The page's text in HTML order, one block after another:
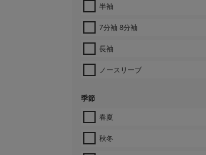
半袖
7分袖 8分袖
長袖
ノースリーブ
季節
春夏
秋冬